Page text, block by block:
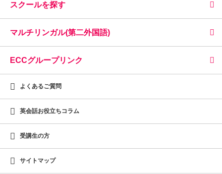
スクールを探す
マルチリンガル(第二外国語)
ECCグループリンク
よくあるご質問
英会話お役立ちコラム
受講生の方
サイトマップ